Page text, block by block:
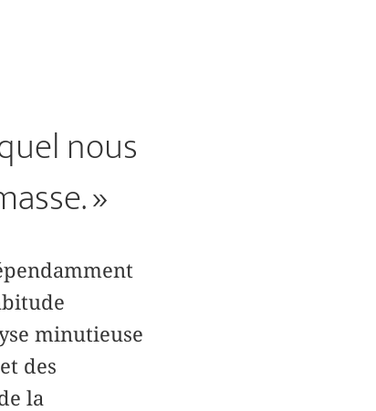
nous
»
minutieuse
des
la